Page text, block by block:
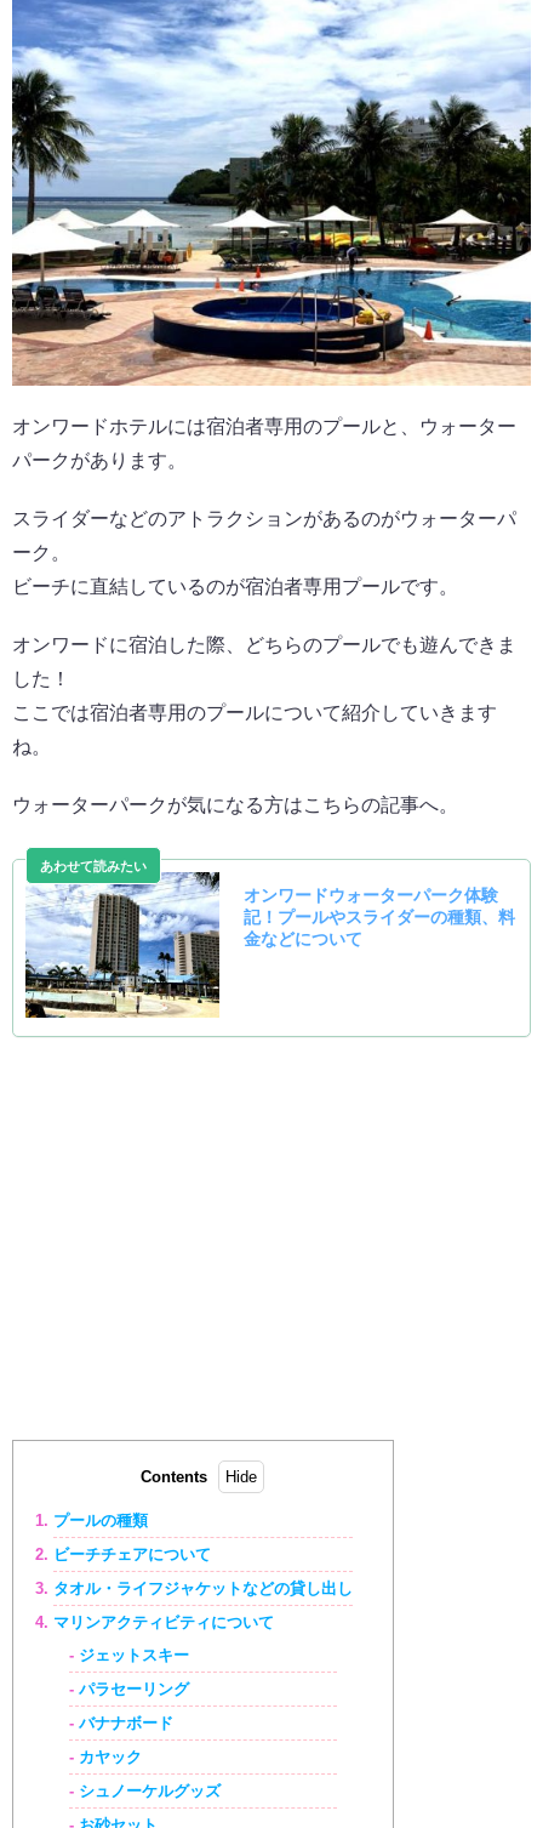
オンワードホテルには宿泊者専用のプールと、ウォーター
パークがあります。
スライダーなどのアトラクションがあるのがウォーターパ
ーク。
ビーチに直結しているのが宿泊者専用プールです。
オンワードに宿泊した際、どちらのプールでも遊んできま
した！
ここでは宿泊者専用のプールについて紹介していきます
ね。
ウォーターパークが気になる方はこちらの記事へ。
Contents
プールの種類
ビーチチェアについて
タオル・ライフジャケットなどの貸し出し
マリンアクティビティについて
ジェットスキー
パラセーリング
バナナボード
カヤック
シュノーケルグッズ